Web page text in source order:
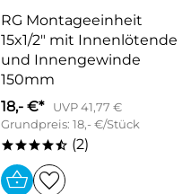
RG Montageeinheit
15x1/2" mit Innenlötende
und Innengewinde
150mm
18,- €*
UVP 41,77 €
Grundpreis: 18,- €/Stück
****/ (2)